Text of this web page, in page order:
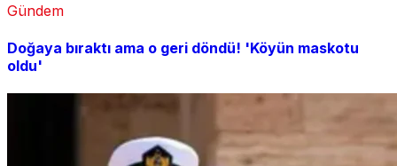
Gündem
Doğaya bıraktı ama o geri döndü! 'Köyün maskotu
oldu'